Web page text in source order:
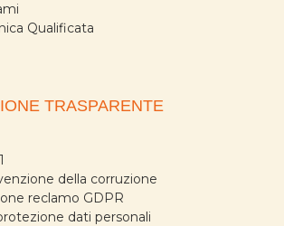
Qualificata
TRASPARENTE
della corruzione
reclamo GDPR
dati personali